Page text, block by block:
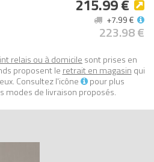
215.99 €
223.98 €
+7.99 €
relais ou à domicile sont prises en
proposent le retrait en magasin qui
Consultez l'icône
pour plus
modes de livraison proposés.